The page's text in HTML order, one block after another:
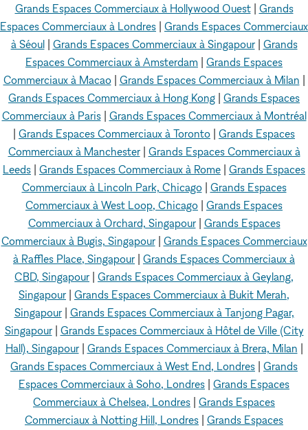
Grands Espaces Commerciaux à Hollywood Ouest| Grands
Espaces Commerciaux à Londres Grands Espaces Commerciaux
à Séoul| Grands Espaces Commerciaux à Singapour| Grands
Espaces Commerciaux à Amsterdam Grands Espaces
Commerciaux à Macao| Grands Espaces Commerciaux à Milan
Grands Espaces Commerciaux à Hong Kong Grands Espaces
Commerciaux à Paris| Grands Espaces Commerciaux à Montréal
Grands Espaces Commerciaux à Toronto Grands Espaces
Commerciaux à Manchester| Grands Espaces Commerciaux à
Leeds Grands Espaces Commerciaux à Rome Grands Espaces
Commerciaux à Lincoln Park, Chicago| Grands Espaces
Commerciaux à West Loop, Chicago Grands Espaces
Commerciaux à Orchard, Singapour| Grands Espaces
Commerciaux à Bugis, Singapour| Grands Espaces Commerciaux
à Raffles Place, Singapour Grands Espaces Commerciaux à
CBD, Singapour Grands Espaces Commerciaux à Geylang,
Singapour Grands Espaces Commerciaux à Bukit Merah,
Singapour| Grands Espaces Commerciaux à Tanjong Pagar,
Singapour| Grands Espaces Commerciaux à Hôtel de Ville (City
Hall), Singapour| Grands Espaces Commerciaux à Brera, Milan
Grands Espaces Commerciaux à West End, Londres Grands
Espaces Commerciaux à Soho, Londres Grands Espaces
Commerciaux à Chelsea, Londres Grands Espaces
Commerciaux à Notting Hill, Londres Grands Espaces